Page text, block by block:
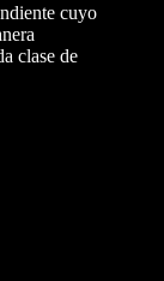
cuyo
clase de